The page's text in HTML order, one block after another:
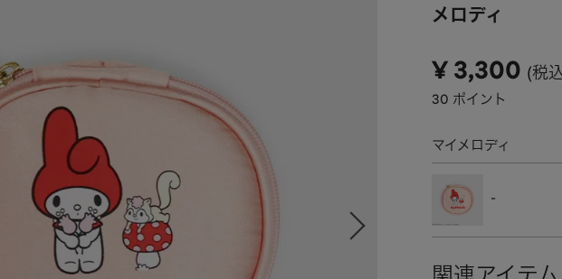
メロディ
¥ 3,300 税
30 ポイント
マイメロディ
-